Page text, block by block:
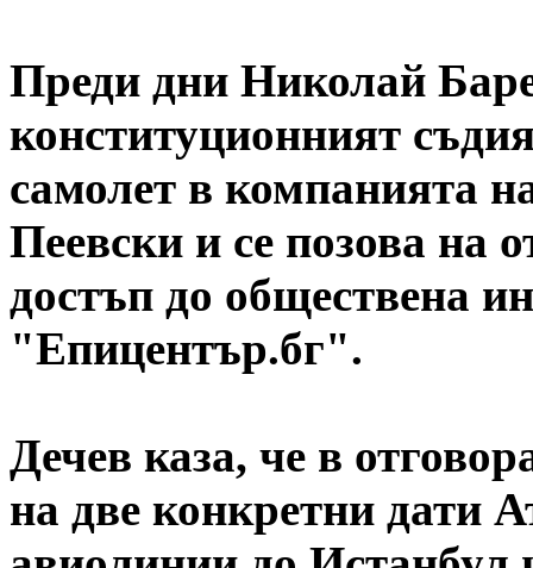
Преди дни Николай
конституционният
самолет в компанията
Пеевски и се позова на
достъп до обществена
"Епицентър.бг".
Дечев каза, че в
на две конкретни дати